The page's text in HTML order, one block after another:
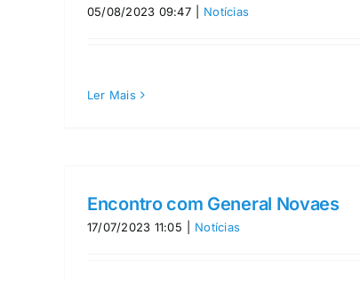
05/08/2023 09:47 Notícias
Ler Mais
Encontro com General Novaes
17/07/2023 11:05 Notícias